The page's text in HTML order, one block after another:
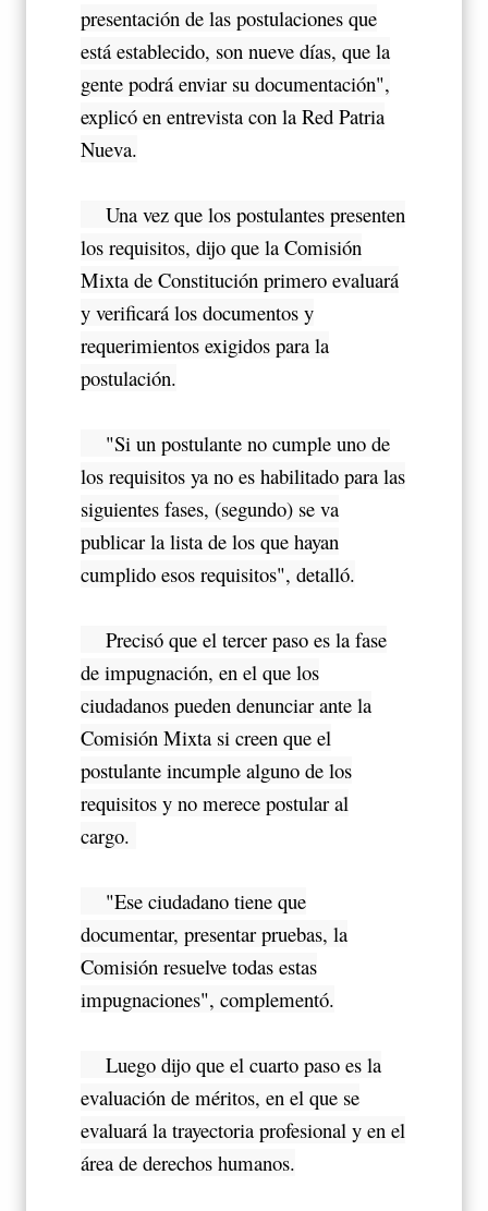
presentación de las postulaciones que
está establecido, son nueve días, que la
gente podrá enviar su documentación",
explicó en entrevista con la Red Patria
Nueva.
Una vez que los postulantes presenten
los requisitos, dijo que la Comisión
Mixta de Constitución primero evaluará
y verificará los documentos y
requerimientos exigidos para la
postulación.
"Si un postulante no cumple uno de
los requisitos ya no es habilitado para las
siguientes fases, (segundo) se va
publicar la lista de los que hayan
cumplido esos requisitos", detalló.
Precisó que el tercer paso es la fase
de impugnación, en el que los
ciudadanos pueden denunciar ante la
Comisión Mixta si creen que el
postulante incumple alguno de los
requisitos y no merece postular al
cargo.
"Ese ciudadano tiene que
documentar, presentar pruebas, la
Comisión resuelve todas estas
impugnaciones", complementó.
Luego dijo que el cuarto paso es la
evaluación de méritos, en el que se
evaluará la trayectoria profesional y en el
área de derechos humanos.